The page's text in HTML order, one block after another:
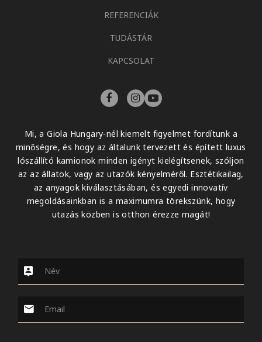
REFERENCIÁK
TUDÁSTÁR
KAPCSOLAT
Mi, a Giola Hungary-nél kiemelt figyelmet fordítunk a
minőségre, és hogy az általunk tervezett és épített luxus
lószállító kamionok minden igényt kielégítsenek, szóljon
az az állatok, vagy az utazók kényelméről. Esztétikailag,
az anyagok kiválasztásában, és egyedi innovatív
megoldásainkban is a maximumra törekszünk, hogy
utazás közben is otthon érezze magát!